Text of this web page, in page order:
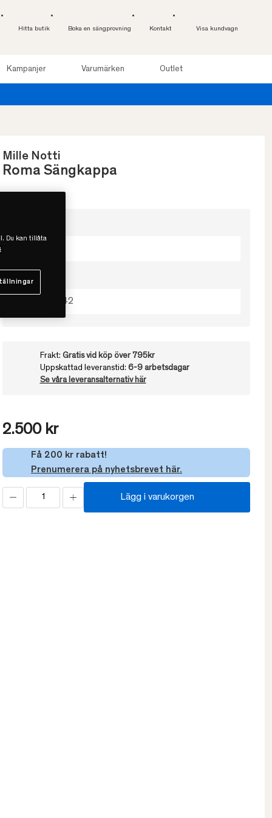
Hitta butik Boka en sängprovning Kontakt Visa kundvagn
Kampanjer Varumärken Outlet
Mille Notti
Roma Sängkappa
Välj storlek
120x220x42
Frakt: Gratis vid köp över 795kr
Uppskattad leveranstid: 6-9 arbetsdagar
Se våra leveransalternativ här
2.500 kr
Få 200 kr rabatt!
Prenumerera på nyhetsbrevet här.
Lägg i varukorgen
Du kan tillåta